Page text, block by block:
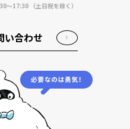
17:30 （土日祝を除く）
い合わせ